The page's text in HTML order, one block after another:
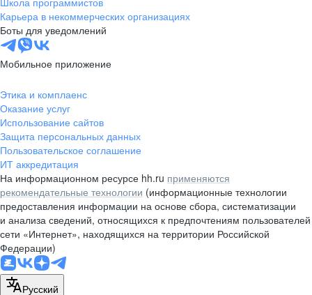
Карьера в некоммерческих организациях
Боты для уведомлений
Мобильное приложение
Этика и комплаенс
Оказание услуг
Использование сайтов
Защита персональных данных
Пользовательское соглашение
ИТ аккредитация
На информационном ресурсе hh.ru применяются
рекомендательные технологии (информационные технологии
предоставления информации на основе сбора, систематизации
и анализа сведений, относящихся к предпочтениям пользователей
сети «Интернет», находящихся на территории Российской
Федерации)
Русский